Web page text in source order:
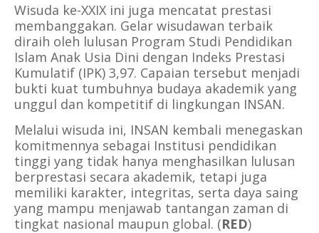
Wisuda ke-XXIX ini juga mencatat prestasi
membanggakan. Gelar wisudawan terbaik
diraih oleh lulusan Program Studi Pendidikan
Islam Anak Usia Dini dengan Indeks Prestasi
Kumulatif (IPK) 3,97. Capaian tersebut menjadi
bukti kuat tumbuhnya budaya akademik yang
unggul dan kompetitif di lingkungan INSAN.
Melalui wisuda ini, INSAN kembali menegaskan
komitmennya sebagai Institusi pendidikan
tinggi yang tidak hanya menghasilkan lulusan
berprestasi secara akademik, tetapi juga
memiliki karakter, integritas, serta daya saing
yang mampu menjawab tantangan zaman di
tingkat nasional maupun global. (RED)